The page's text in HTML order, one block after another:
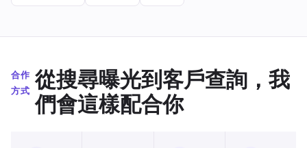
合作
方式 從搜尋曝光到客戶查詢，我
們會這樣配合你